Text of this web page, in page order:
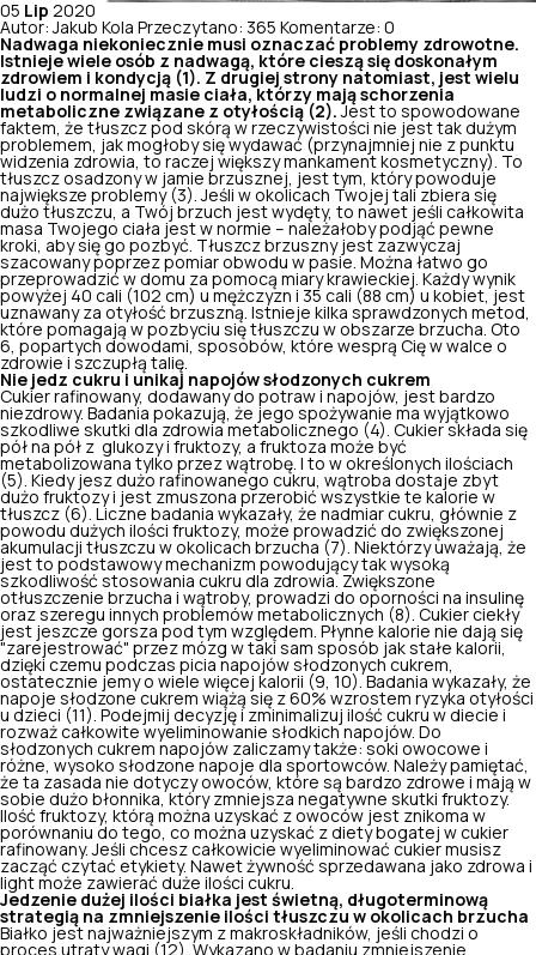
05 Lip 2020
Autor: Jakub Kola Przeczytano: 365 Komentarze: 0
Nadwaga niekoniecznie musi oznaczać problemy zdrowotne.
Istnieje wiele osób z nadwagą, które cieszą się doskonałym
zdrowiem i kondycją (1). Z drugiej strony natomiast, jest wielu
ludzi o normalnej masie ciała, którzy mają schorzenia
metaboliczne związane z otyłością (2). Jest to spowodowane
faktem, że tłuszcz pod skórą w rzeczywistości nie jest tak dużym
problemem, jak mogłoby się wydawać (przynajmniej nie z punktu
widzenia zdrowia, to raczej większy mankament kosmetyczny). To
tłuszcz osadzony w jamie brzusznej, jest tym, który powoduje
największe problemy (3). Jeśli w okolicach Twojej tali zbiera się
dużo tłuszczu, a Twój brzuch jest wydęty, to nawet jeśli całkowita
masa Twojego ciała jest w normie – należałoby podjąć pewne
kroki, aby się go pozbyć. Tłuszcz brzuszny jest zazwyczaj
szacowany poprzez pomiar obwodu w pasie. Można łatwo go
przeprowadzić w domu za pomocą miary krawieckiej. Każdy wynik
powyżej 40 cali (102 cm) u mężczyzn i 35 cali (88 cm) u kobiet, jest
uznawany za otyłość brzuszną. Istnieje kilka sprawdzonych metod,
które pomagają w pozbyciu się tłuszczu w obszarze brzucha. Oto
6, popartych dowodami, sposobów, które wesprą Cię w walce o
zdrowie i szczupłą talię.
Nie jedz cukru i unikaj napojów słodzonych cukrem
Cukier rafinowany, dodawany do potraw i napojów, jest bardzo
niezdrowy. Badania pokazują, że jego spożywanie ma wyjątkowo
szkodliwe skutki dla zdrowia metabolicznego (4). Cukier składa się
pół na pół z glukozy i fruktozy, a fruktoza może być
metabolizowana tylko przez wątrobę. I to w określonych ilościach
(5). Kiedy jesz dużo rafinowanego cukru, wątroba dostaje zbyt
dużo fruktozy i jest zmuszona przerobić wszystkie te kalorie w
tłuszcz (6). Liczne badania wykazały, że nadmiar cukru, głównie z
powodu dużych ilości fruktozy, może prowadzić do zwiększonej
akumulacji tłuszczu w okolicach brzucha (7). Niektórzy uważają, że
jest to podstawowy mechanizm powodujący tak wysoką
szkodliwość stosowania cukru dla zdrowia. Zwiększone
otłuszczenie brzucha i wątroby, prowadzi do oporności na insulinę
oraz szeregu innych problemów metabolicznych (8). Cukier ciekły
jest jeszcze gorsza pod tym względem. Płynne kalorie nie dają się
"zarejestrować" przez mózg w taki sam sposób jak stałe kalorii,
dzięki czemu podczas picia napojów słodzonych cukrem,
ostatecznie jemy o wiele więcej kalorii (9, 10). Badania wykazały, że
napoje słodzone cukrem wiążą się z 60% wzrostem ryzyka otyłości
u dzieci (11). Podejmij decyzję i zminimalizuj ilość cukru w diecie i
rozważ całkowite wyeliminowanie słodkich napojów. Do
słodzonych cukrem napojów zaliczamy także: soki owocowe i
różne, wysoko słodzone napoje dla sportowców. Należy pamiętać,
że ta zasada nie dotyczy owoców, które są bardzo zdrowe i mają w
sobie dużo błonnika, który zmniejsza negatywne skutki fruktozy.
Ilość fruktozy, którą można uzyskać z owoców jest znikoma w
porównaniu do tego, co można uzyskać z diety bogatej w cukier
rafinowany. Jeśli chcesz całkowicie wyeliminować cukier musisz
zacząć czytać etykiety. Nawet żywność sprzedawana jako zdrowa i
light może zawierać duże ilości cukru.
Jedzenie dużej ilości białka jest świetną, długoterminową
strategią na zmniejszenie ilości tłuszczu w okolicach brzucha
Białko jest najważniejszym z makroskładników, jeśli chodzi o
proces utraty wagi (12). Wykazano w badaniu zmniejszenie